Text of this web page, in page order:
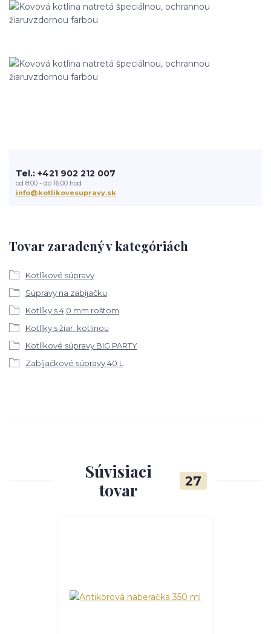
Tovar zaradený v kategóriách
Kotlíkové súpravy
Súpravy na zabíjačku
Kotlíky s 4,0 mm roštom
Kotlíky s žiar. kotlinou
Kotlíkové súpravy BIG PARTY
Zabíjačkové súpravy 40 L
Tel.: +421 902 212 007
od 8:00 - do 16:00 hod
info@kotlikovesupravy.sk
Súvisiaci
tovar
27